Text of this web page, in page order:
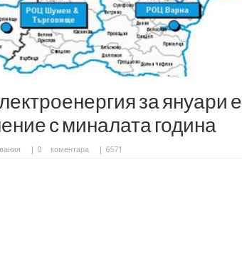
за януари е
с миналата година
0 коментара | 6571